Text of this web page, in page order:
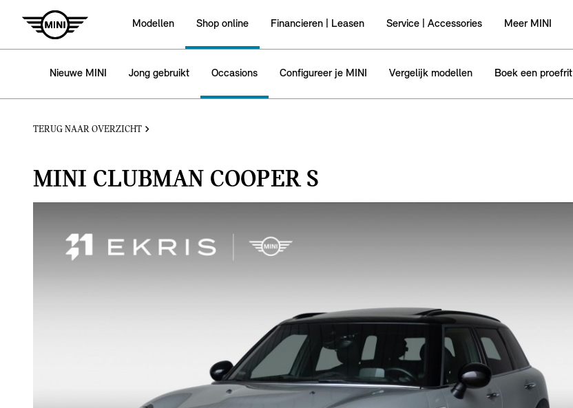
Modellen Shop online Financieren | Leasen Service | Accessories Meer MINI
Nieuwe MINI Jong gebruikt Occasions Configureer je MINI Vergelijk modellen Boek een proefrit
TERUG NAAR OVERZICHT
MINI CLUBMAN COOPER S